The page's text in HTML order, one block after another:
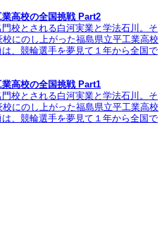
高校の全国挑戦 Part2
校とされる白河実業と学法石川。そ
にのし上がった福島県立平工業高校
、競輪選手を夢見て１年から全国で
高校の全国挑戦 Part1
校とされる白河実業と学法石川。そ
にのし上がった福島県立平工業高校
、競輪選手を夢見て１年から全国で